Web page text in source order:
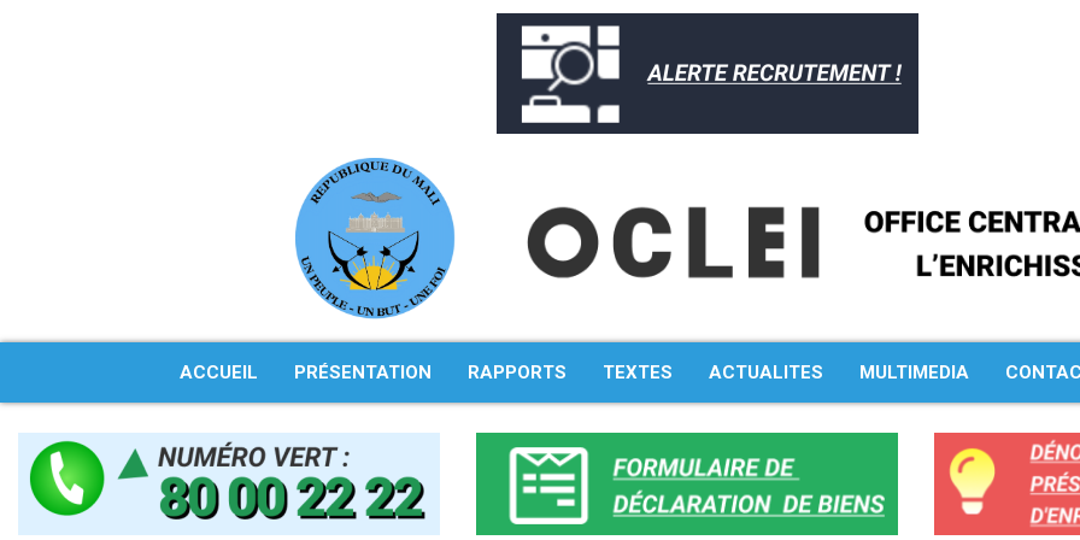
ACCUEIL PRÉSENTATION RAPPORTS TEXTES ACTUALITES MULTIMEDIA
Rechercher :